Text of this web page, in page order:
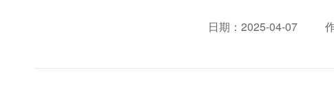
日期：2025-04-07